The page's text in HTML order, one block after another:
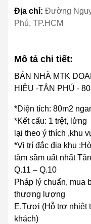
Địa chỉ: Đường
Phú, TP.HCM
Mô tả chi tiết:
BÁN NHÀ MTK
HIỆU -TÂN PHÚ -
*Diện tích: 80m2
*Kết cấu: 1 trệt,
lại theo ý thích ,khu
*Vị trí đắc địa khu
tâm sầm uất nhất
Q.11 – Q.10
Pháp lý chuẩn, mua
thương lượng
E.Tươi (Hỗ trợ nhiệt
khách)